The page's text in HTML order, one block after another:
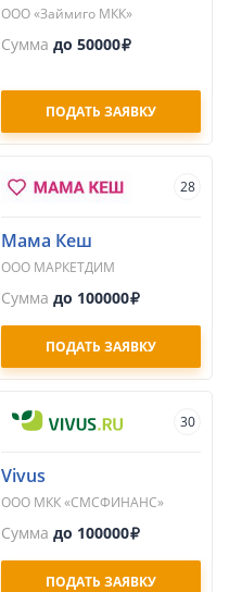
ООО «Займиго МКК»
Сумма до 50000
ПОДАТЬ ЗАЯВКУ
28
Мама Кеш
ООО МАРКЕТДИМ
Сумма до 100000
ПОДАТЬ ЗАЯВКУ
30
Vivus
ООО МКК «СМСФИНАНС»
Сумма до 100000
ПОДАТЬ ЗАЯВКУ